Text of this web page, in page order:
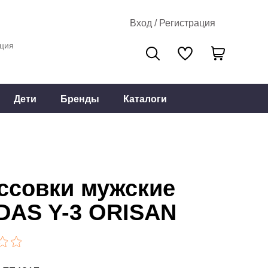
Вход / Регистрация
Дети Бренды Каталоги
мужские
Y-3 ORISAN